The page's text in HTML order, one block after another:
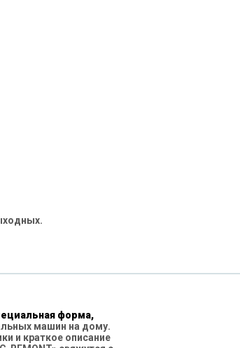
форма,
машин на дому.
и краткое описание